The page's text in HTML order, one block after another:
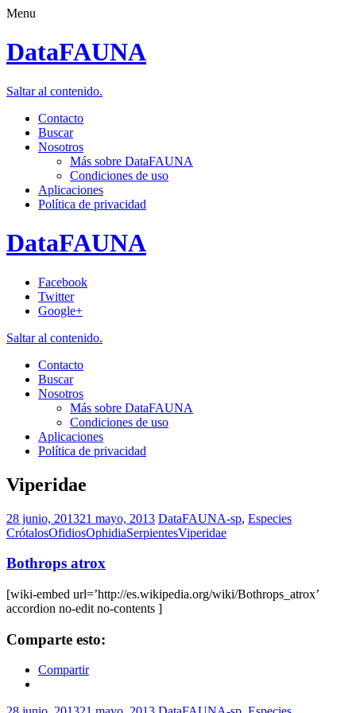
Menu
DataFAUNA
Saltar al contenido.
Contacto
Buscar
Nosotros
Más sobre DataFAUNA
Condiciones de uso
Aplicaciones
Política de privacidad
DataFAUNA
Facebook
Twitter
Google+
Saltar al contenido.
Contacto
Buscar
Nosotros
Más sobre DataFAUNA
Condiciones de uso
Aplicaciones
Política de privacidad
Viperidae
28 junio, 201321 mayo, 2013 DataFAUNA-sp, Especies
CrótalosOfidiosOphidiaSerpientesViperidae
Bothrops atrox
[wiki-embed url=’http://es.wikipedia.org/wiki/Bothrops_atrox’
accordion no-edit no-contents ]
Comparte esto:
Compartir